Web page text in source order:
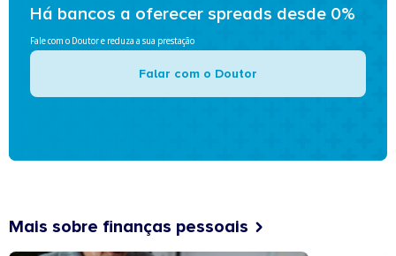
Há bancos a oferecer spreads desde 0%
Fale com o Doutor e reduza a sua prestação
Falar com o Doutor
Mais sobre finanças pessoais